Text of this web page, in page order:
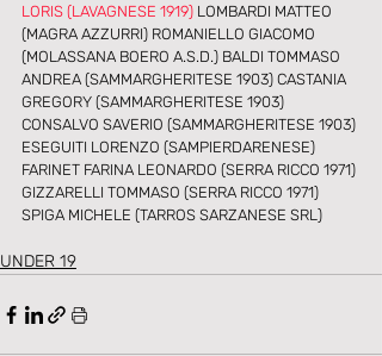
LORIS (LAVAGNESE 1919) LOMBARDI MATTEO
(MAGRA AZZURRI) ROMANIELLO GIACOMO
(MOLASSANA BOERO A.S.D.) BALDI TOMMASO
ANDREA (SAMMARGHERITESE 1903) CASTANIA
GREGORY (SAMMARGHERITESE 1903)
CONSALVO SAVERIO (SAMMARGHERITESE 1903)
ESEGUITI LORENZO (SAMPIERDARENESE)
FARINET FARINA LEONARDO (SERRA RICCO 1971)
GIZZARELLI TOMMASO (SERRA RICCO 1971)
SPIGA MICHELE (TARROS SARZANESE SRL)
UNDER 19